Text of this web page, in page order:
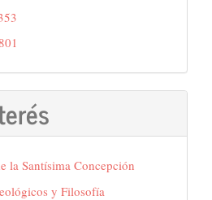
la Santísima Concepción
y Filosofía